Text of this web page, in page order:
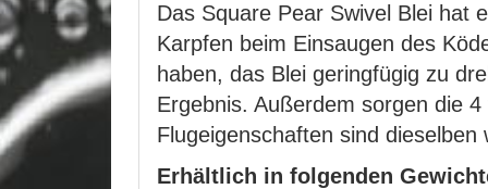
Das Square Pear Swivel Blei hat
Karpfen beim Einsaugen des
haben, das Blei geringfügig zu
Ergebnis. Außerdem sorgen die
Flugeigenschaften sind
Erhältlich in folgenden